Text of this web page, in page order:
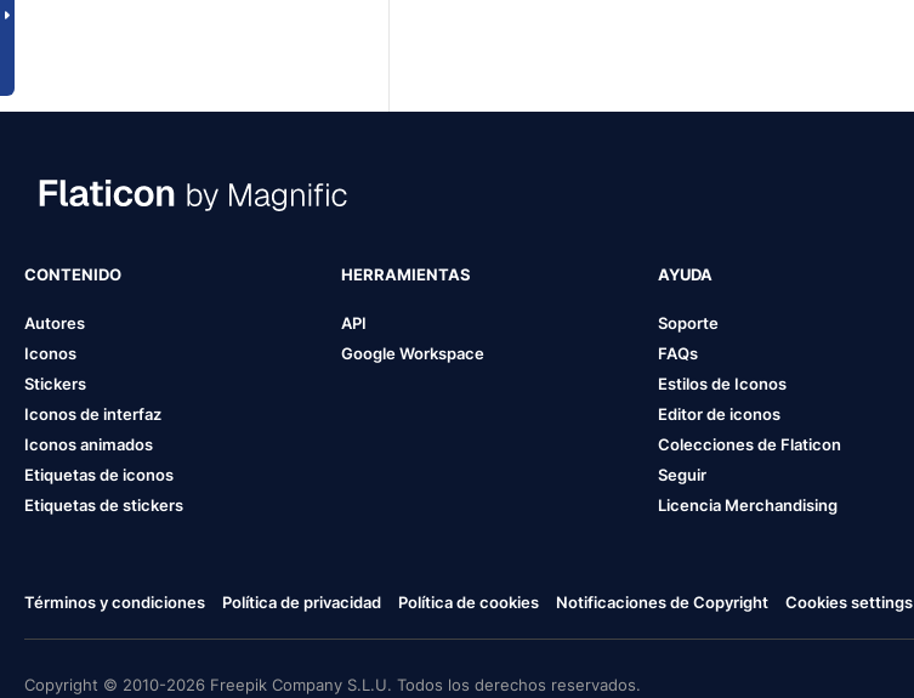
CONTENIDO
Autores
Iconos
Stickers
Iconos de interfaz
Iconos animados
Etiquetas de iconos
Etiquetas de stickers
HERRAMIENTAS
API
Google Workspace
AYUDA
Soporte
FAQs
Estilos de Iconos
Editor de iconos
Colecciones de Flaticon
Seguir
Licencia Merchandising
Términos y condiciones Política de privacidad Política de cookies Notificaciones de Copyright Cookies settings
Copyright © 2010-2026 Freepik Company S.L.U. Todos los derechos reservados.